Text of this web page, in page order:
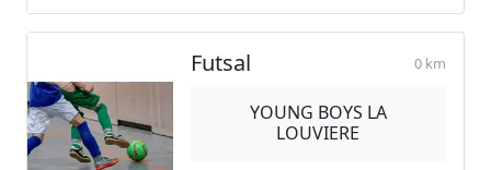
Futsal 0 km
YOUNG BOYS LA
LOUVIERE